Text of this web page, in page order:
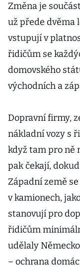
Změna je
už přede dvěma
vstupují v
řidičům se
domovského
východních a
Dopravní firmy,
nákladní vozy s
když tam pro ně
pak čekají,
Západní země
v kamionech,
stanovují pro
řidičům
udělaly
– ochrana